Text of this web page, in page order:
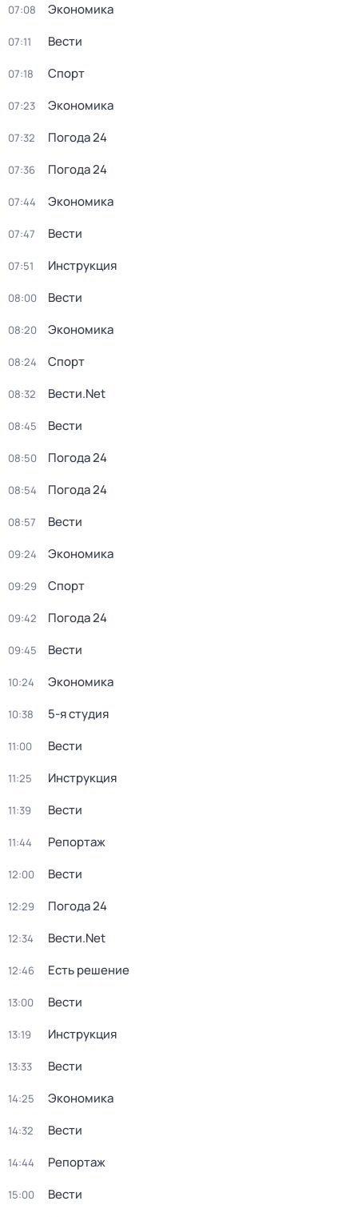
07:08 Экономика
07:11 Вести
07:18 Спорт
07:23 Экономика
07:32 Погода 24
07:36 Погода 24
07:44 Экономика
07:47 Вести
07:51 Инструкция
08:00 Вести
08:20 Экономика
08:24 Спорт
08:32 Вести.Net
08:45 Вести
08:50 Погода 24
08:54 Погода 24
08:57 Вести
09:24 Экономика
09:29 Спорт
09:42 Погода 24
09:45 Вести
10:24 Экономика
10:38 5-я студия
11:00 Вести
11:25 Инструкция
11:39 Вести
11:44 Репортаж
12:00 Вести
12:29 Погода 24
12:34 Вести.Net
12:46 Есть решение
13:00 Вести
13:19 Инструкция
13:33 Вести
14:25 Экономика
14:32 Вести
14:44 Репортаж
15:00 Вести